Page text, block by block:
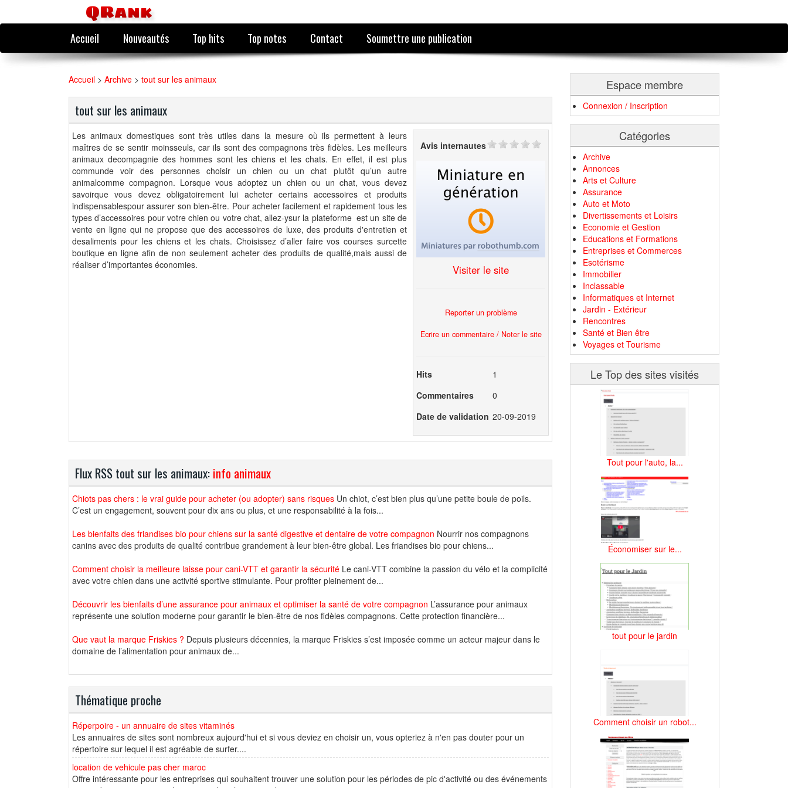
QRank
Accueil Nouveautés Top hits Top notes Contact Soumettre une publication
Accueil > Archive > tout sur les animaux
tout sur les animaux
Les animaux domestiques sont très utiles dans la mesure où ils permettent à leurs
maîtres de se sentir moinsseuls, car ils sont des compagnons très fidèles. Les meilleurs
animaux decompagnie des hommes sont les chiens et les chats. En effet, il est plus
communde voir des personnes choisir un chien ou un chat plutôt qu’un autre
animalcomme compagnon. Lorsque vous adoptez un chien ou un chat, vous devez
savoirque vous devez obligatoirement lui acheter certains accessoires et produits
indispensablespour assurer son bien-être. Pour acheter facilement et rapidement tous les
types d’accessoires pour votre chien ou votre chat, allez-ysur la plateforme est un site de
vente en ligne qui ne propose que des accessoires de luxe, des produits d'entretien et
desaliments pour les chiens et les chats. Choisissez d’aller faire vos courses surcette
boutique en ligne afin de non seulement acheter des produits de qualité,mais aussi de
réaliser d’importantes économies.
Avis internautes
Visiter le site
Reporter un problème
Ecrire un commentaire / Noter le site
Hits
1
Commentaires
0
Date de validation 20-09-2019
Flux RSS tout sur les animaux:info animaux
Chiots pas chers : le vrai guide pour acheter (ou adopter) sans risques Un chiot, c’est bien plus qu’une petite boule de poils.
C’est un engagement, souvent pour dix ans ou plus, et une responsabilité à la fois...
Les bienfaits des friandises bio pour chiens sur la santé digestive et dentaire de votre compagnon Nourrir nos compagnons
canins avec des produits de qualité contribue grandement à leur bien-être global. Les friandises bio pour chiens...
Comment choisir la meilleure laisse pour cani-VTT et garantir la sécurité Le cani-VTT combine la passion du vélo et la complicité
avec votre chien dans une activité sportive stimulante. Pour profiter pleinement de...
Découvrir les bienfaits d’une assurance pour animaux et optimiser la santé de votre compagnon L’assurance pour animaux
représente une solution moderne pour garantir le bien-être de nos fidèles compagnons. Cette protection financière...
Que vaut la marque Friskies ? Depuis plusieurs décennies, la marque Friskies s’est imposée comme un acteur majeur dans le
domaine de l’alimentation pour animaux de...
Thématique proche
Réperpoire - un annuaire de sites vitaminés
Les annuaires de sites sont nombreux aujourd'hui et si vous deviez en choisir un, vous opteriez à n'en pas douter pour un
répertoire sur lequel il est agréable de surfer....
location de vehicule pas cher maroc
Offre intéressante pour les entreprises qui souhaitent trouver une solution pour les périodes de pic d'activité ou des événements
Espace membre
Connexion / Inscription
Catégories
Archive
Annonces
Arts et Culture
Assurance
Auto et Moto
Divertissements et Loisirs
Economie et Gestion
Educations et Formations
Entreprises et Commerces
Esotérisme
Immobilier
Inclassable
Informatiques et Internet
Jardin - Extérieur
Rencontres
Santé et Bien être
Voyages et Tourisme
Le Top des sites visités
Tout pour l'auto, la...
Économiser sur le...
tout pour le jardin
Comment choisir un robot...